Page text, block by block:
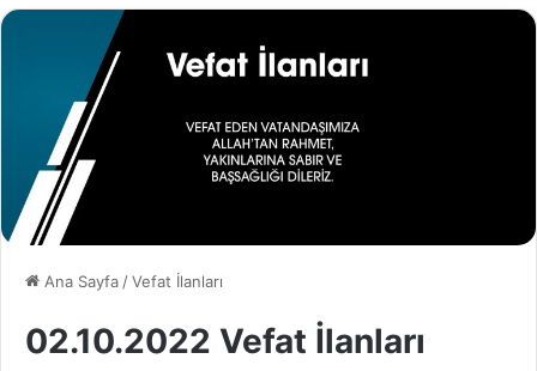
Ana Sayfa /Vefat İlanları
02.10.2022 Vefat İlanları